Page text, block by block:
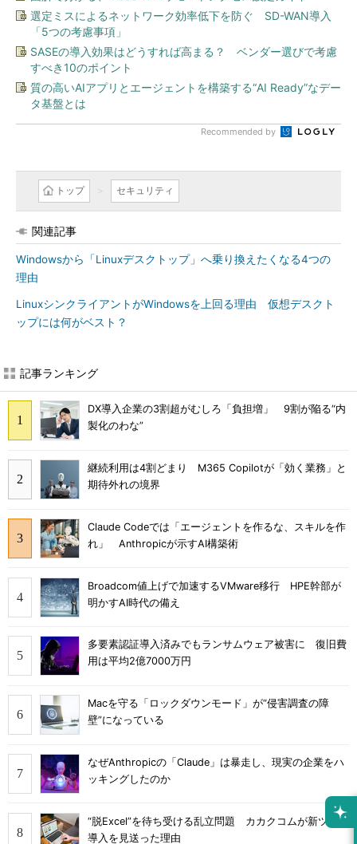
選定ミスによるネットワーク効率低下を防ぐ SD-WAN導入
「5つの考慮事項」
SASEの導入効果はどうすれば高まる？ ベンダー選びで考慮
すべき10のポイント
質の高いAIアプリとエージェントを構築する“AI Ready”なデー
タ基盤とは
Recommended by
トップ セキュリティ
関連記事
Windowsから「Linuxデスクトップ」へ乗り換えたくなる4つの
理由
LinuxシンクライアントがWindowsを上回る理由 仮想デスクト
ップには何がベスト？
記事ランキング
DX導入企業の3割超がむしろ「負担増」 9割が陥る“内
製化のわな”
継続利用は4割どまり M365 Copilotが「効く業務」と
期待外れの境界
Claude Codeでは「エージェントを作るな、スキルを作
れ」 Anthropicが示すAI構築術
Broadcom値上げで加速するVMware移行 HPE幹部が
明かすAI時代の備え
多要素認証導入済みでもランサムウェア被害に 復旧費
用は平均2億7000万円
Macを守る「ロックダウンモード」が“侵害調査の障
壁”になっている
なぜAnthropicの「Claude」は暴走し、現実の企業をハ
ッキングしたのか
“脱Excel”を待ち受ける乱立問題 カカクコムが新ツール
導入を見送った理由